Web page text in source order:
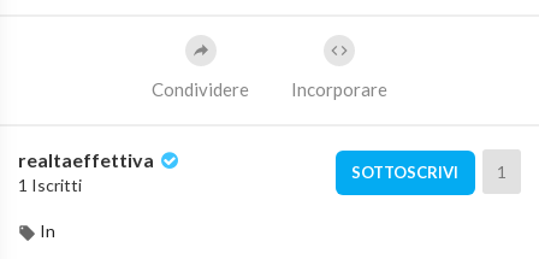
Condividere Incorporare
realtaeffettiva
1 Iscritti
SOTTOSCRIVI 1
In